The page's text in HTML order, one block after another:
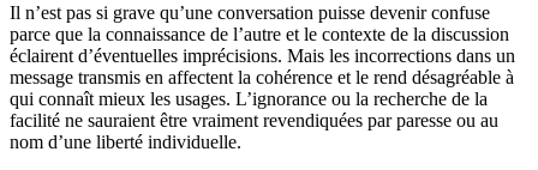
Il n’est pas si grave qu’une conversation puisse devenir confuse
parce que la connaissance de l’autre et le contexte de la discussion
éclairent d’éventuelles imprécisions. Mais les incorrections dans un
message transmis en affectent la cohérence et le rend désagréable à
qui connaît mieux les usages. L’ignorance ou la recherche de la
facilité ne sauraient être vraiment revendiquées par paresse ou au
nom d’une liberté individuelle.